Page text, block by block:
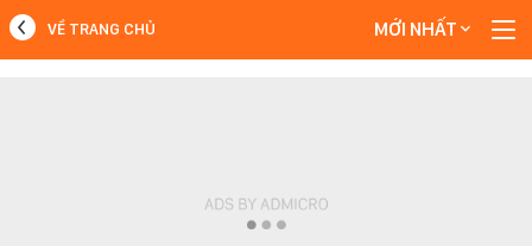
VỀ TRANG CHỦ MỚI NHẤT